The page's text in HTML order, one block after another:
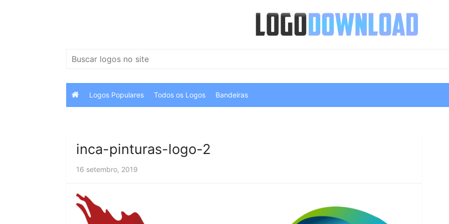
Pesquisar
Logos Populares Todos os Logos Bandeiras
inca-pinturas-logo-2
16 setembro, 2019